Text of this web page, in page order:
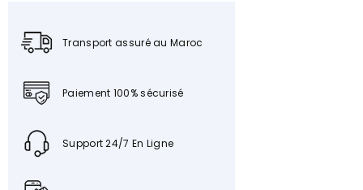
Transport assuré au Maroc
Paiement 100% sécurisé
Support 24/7 En Ligne